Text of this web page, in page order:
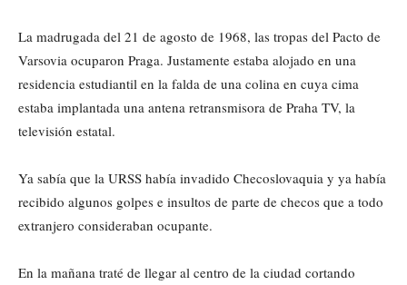
La madrugada del 21 de agosto de 1968, las tropas del Pacto de
Varsovia ocuparon Praga. Justamente estaba alojado en una
residencia estudiantil en la falda de una colina en cuya cima
estaba implantada una antena retransmisora de Praha TV, la
televisión estatal.
Ya sabía que la URSS había invadido Checoslovaquia y ya había
recibido algunos golpes e insultos de parte de checos que a todo
extranjero consideraban ocupante.
En la mañana traté de llegar al centro de la ciudad cortando